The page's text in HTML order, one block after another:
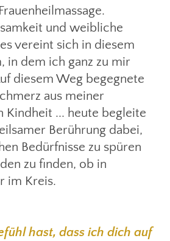
und weibliche
vereint sich in diesem
in dem ich ganz zu mir
diesem Weg begegnete
aus meiner
Kindheit ... heute begleite
Berührung dabei,
Bedürfnisse zu spüren
zu finden, ob in
im Kreis.
hast, dass ich dich auf